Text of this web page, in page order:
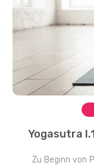
Yogasutra
Zu Beginn von